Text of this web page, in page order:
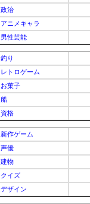
政治
アニメキャラ
男性芸能
釣り
レトロゲーム
お菓子
船
資格
新作ゲーム
声優
建物
クイズ
デザイン